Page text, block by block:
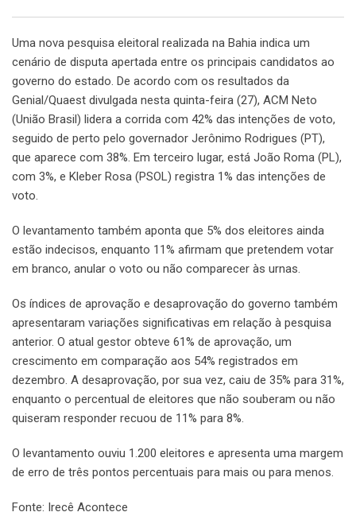
Uma nova pesquisa eleitoral realizada na Bahia indica um
cenário de disputa apertada entre os principais candidatos ao
governo do estado. De acordo com os resultados da
Genial/Quaest divulgada nesta quinta-feira (27), ACM Neto
(União Brasil) lidera a corrida com 42% das intenções de voto,
seguido de perto pelo governador Jerônimo Rodrigues (PT),
que aparece com 38%. Em terceiro lugar, está João Roma (PL),
com 3%, e Kleber Rosa (PSOL) registra 1% das intenções de
voto.
O levantamento também aponta que 5% dos eleitores ainda
estão indecisos, enquanto 11% afirmam que pretendem votar
em branco, anular o voto ou não comparecer às urnas.
Os índices de aprovação e desaprovação do governo também
apresentaram variações significativas em relação à pesquisa
anterior. O atual gestor obteve 61% de aprovação, um
crescimento em comparação aos 54% registrados em
dezembro. A desaprovação, por sua vez, caiu de 35% para 31%,
enquanto o percentual de eleitores que não souberam ou não
quiseram responder recuou de 11% para 8%.
O levantamento ouviu 1.200 eleitores e apresenta uma margem
de erro de três pontos percentuais para mais ou para menos.
Fonte: Irecê Acontece